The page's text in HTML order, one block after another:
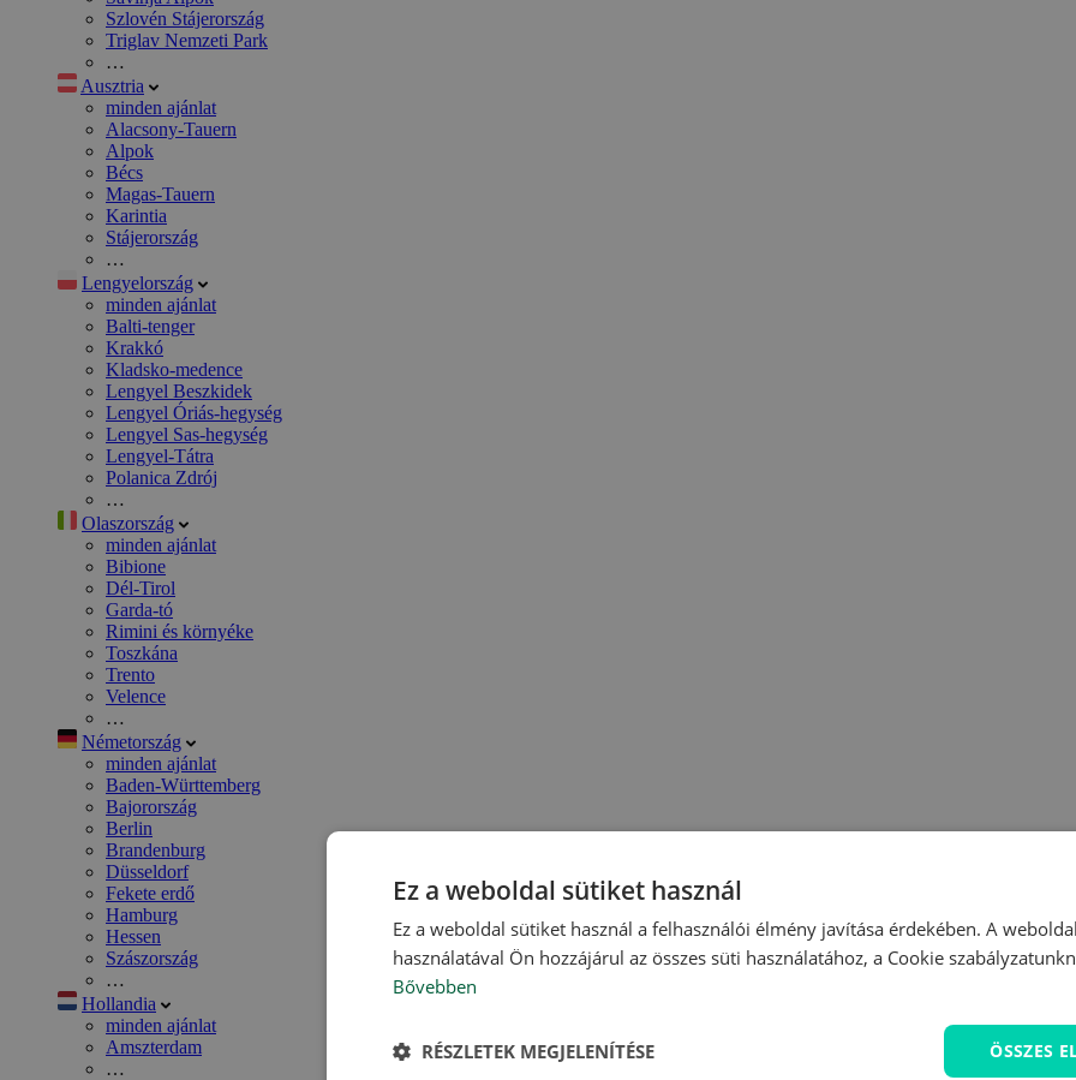
Szlovén Stájerország
Triglav Nemzeti Park
…
Ausztria
minden ajánlat
Alacsony-Tauern
Alpok
Bécs
Magas-Tauern
Karintia
Stájerország
…
Lengyelország
minden ajánlat
Balti-tenger
Krakkó
Kladsko-medence
Lengyel Beszkidek
Lengyel Óriás-hegység
Lengyel Sas-hegység
Lengyel-Tátra
Polanica Zdrój
…
Olaszország
minden ajánlat
Bibione
Dél-Tirol
Garda-tó
Rimini és környéke
Toszkána
Trento
Velence
…
Németország
minden ajánlat
Baden-Württemberg
Bajorország
Berlin
Brandenburg
Düsseldorf
Fekete erdő
Hamburg
Hessen
Szászország
…
Hollandia
minden ajánlat
Amszterdam
…
Ez a weboldal sütiket használ
Ez a weboldal sütiket használ a felhasználói élmény javítása érdekében. A
használatával Ön hozzájárul az összes süti használatához, a Cookie
Bővebben
ÖSSZES
RÉSZLETEK MEGJELENÍTÉSE